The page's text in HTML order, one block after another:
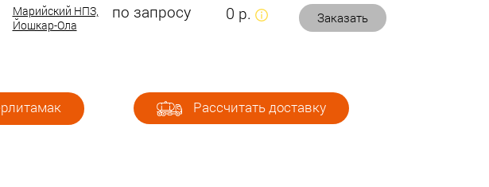
Марийский НПЗ,
Йошкар-Ола
по запросу 0 р. Заказать
Рассчитать доставку